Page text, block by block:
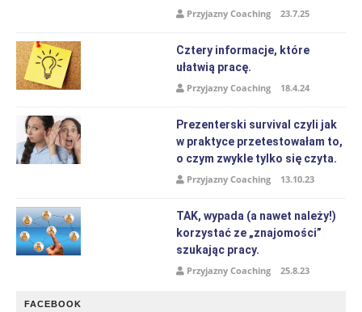
Przyjazny Coaching 23.7.25
Cztery informacje, które
ułatwią pracę.
Przyjazny Coaching 18.4.24
Prezenterski survival czyli jak
w praktyce przetestowałam to,
o czym zwykle tylko się czyta.
Przyjazny Coaching 13.10.23
TAK, wypada (a nawet należy!)
korzystać ze „znajomości”
szukając pracy.
Przyjazny Coaching 25.8.23
FACEBOOK